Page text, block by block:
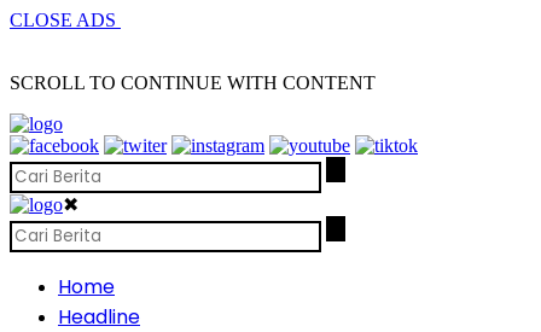
CLOSE ADS
SCROLL TO CONTINUE WITH CONTENT
✖
Home
Headline